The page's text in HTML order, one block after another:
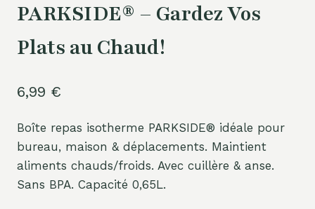
PARKSIDE® – Gardez Vos
Plats au Chaud!
6,99 €
Boîte repas isotherme PARKSIDE® idéale pour
bureau, maison & déplacements. Maintient
aliments chauds/froids. Avec cuillère & anse.
Sans BPA. Capacité 0,65L.